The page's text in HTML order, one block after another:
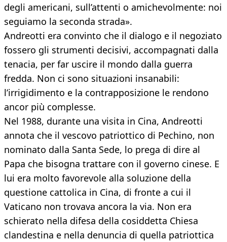
degli americani, sull’attenti o amichevolmente: noi
seguiamo la seconda strada».
Andreotti era convinto che il dialogo e il negoziato
fossero gli strumenti decisivi, accompagnati dalla
tenacia, per far uscire il mondo dalla guerra
fredda. Non ci sono situazioni insanabili:
l’irrigidimento e la contrapposizione le rendono
ancor più complesse.
Nel 1988, durante una visita in Cina, Andreotti
annota che il vescovo patriottico di Pechino, non
nominato dalla Santa Sede, lo prega di dire al
Papa che bisogna trattare con il governo cinese. E
lui era molto favorevole alla soluzione della
questione cattolica in Cina, di fronte a cui il
Vaticano non trovava ancora la via. Non era
schierato nella difesa della cosiddetta Chiesa
clandestina e nella denuncia di quella patriottica